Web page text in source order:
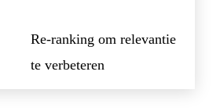
Re-ranking om relevantie
te verbeteren